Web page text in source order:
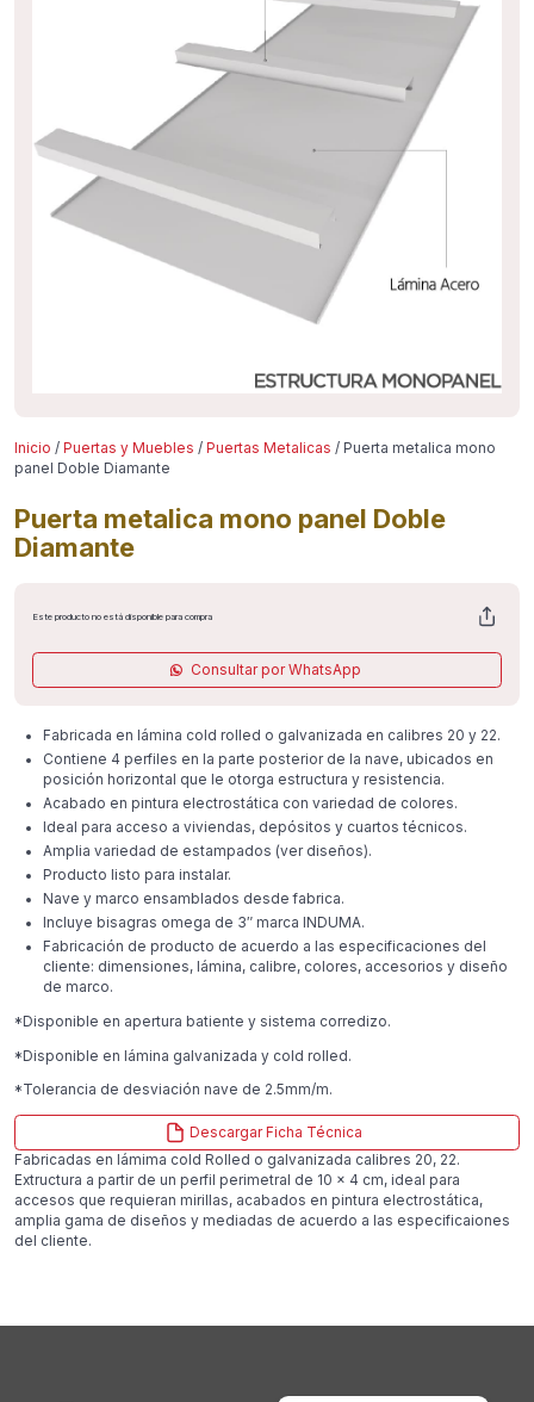
Inicio / Puertas y Muebles / Puertas Metalicas / Puerta metalica mono
panel Doble Diamante
Puerta metalica mono panel Doble
Diamante
Este producto no está disponible para compra
Consultar por WhatsApp
Fabricada en lámina cold rolled o galvanizada en calibres 20 y 22.
Contiene 4 perfiles en la parte posterior de la nave, ubicados en
posición horizontal que le otorga estructura y resistencia.
Acabado en pintura electrostática con variedad de colores.
Ideal para acceso a viviendas, depósitos y cuartos técnicos.
Amplia variedad de estampados (ver diseños).
Producto listo para instalar.
Nave y marco ensamblados desde fabrica.
Incluye bisagras omega de 3″ marca INDUMA.
Fabricación de producto de acuerdo a las especificaciones del
cliente: dimensiones, lámina, calibre, colores, accesorios y diseño
de marco.
*Disponible en apertura batiente y sistema corredizo.
*Disponible en lámina galvanizada y cold rolled.
*Tolerancia de desviación nave de 2.5mm/m.
Descargar Ficha Técnica
Fabricadas en lámima cold Rolled o galvanizada calibres 20, 22.
Extructura a partir de un perfil perimetral de 10 x 4 cm, ideal para
accesos que requieran mirillas, acabados en pintura electrostática,
amplia gama de diseños y mediadas de acuerdo a las especificaiones
del cliente.